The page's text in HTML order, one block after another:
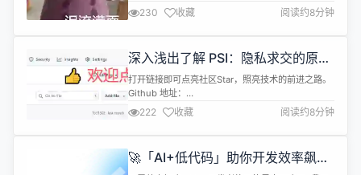
面设计、繁琐的数据管理...... 调研为什么总是这
么"肝"？ 今天，HelloGitHub 带来的开源调研系统
XIAOJUSURVEY（小桔调研），由滴滴开源专为调
都能轻松搞定。更酷的是，它还集成了 AI 生成问卷
功...
230 收藏 阅读约8分钟
深入浅出了解 PSI：隐私求交的原理
与应用场景全解析
打开链接即可点亮社区Star，照亮技术的前进之路。
Github 地址：
https://github.com/secretflow/secretflow The
Problem of Private Set Intersection PSI 全称为
Private Set Intersection，直观的翻译名字为"隐私
222 收藏 阅读约8分钟
🚀「AI+低代码」助你开发效率飙升